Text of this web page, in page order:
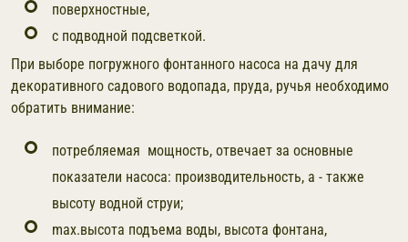
поверхностные,
с подводной подсветкой.
При выборе погружного фонтанного насоса на дачу для
декоративного садового водопада, пруда, ручья необходимо
обратить внимание:
потребляемая мощность, отвечает за основные
показатели насоса: производительность, а - также
высоту водной струи;
max.высота подъема воды, высота фонтана,